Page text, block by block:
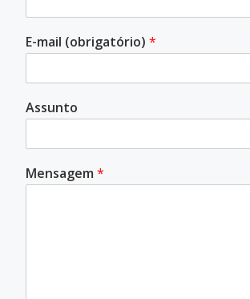
E-mail (obrigatório) *
Assunto
Mensagem *